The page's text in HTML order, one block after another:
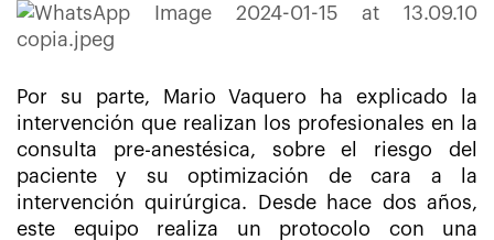
Por su parte, Mario Vaquero ha explicado la
intervención que realizan los profesionales en la
consulta pre-anestésica, sobre el riesgo del
paciente y su optimización de cara a la
intervención quirúrgica. Desde hace dos años,
este equipo realiza un protocolo con una